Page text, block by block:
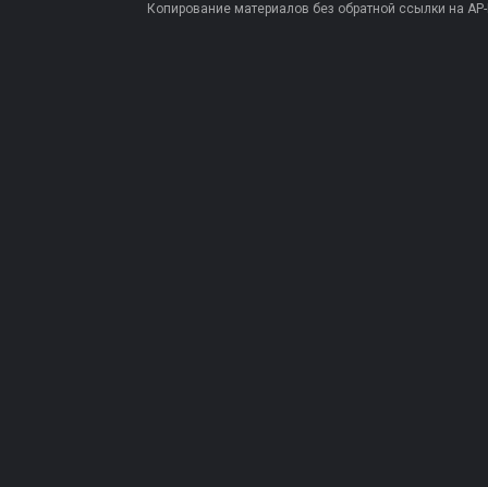
Копирование материалов без обратной ссылки на